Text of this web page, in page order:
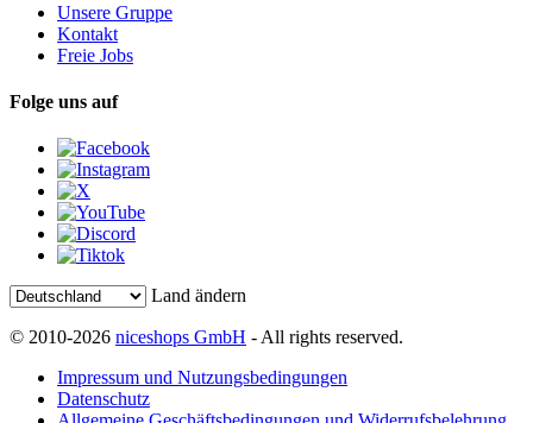
Unsere Gruppe
Kontakt
Freie Jobs
Folge uns auf
Land ändern
© 2010-2026 niceshops GmbH - All rights reserved.
Impressum und Nutzungsbedingungen
Datenschutz